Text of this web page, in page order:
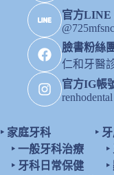
訴
官方LINE
@725mfsnc
臉書粉絲
仁和牙醫
官方IG帳
renhodental
‣ 家庭牙科
‣ 一般牙科治療
‣ 牙科日常保健
‣
‣
‣